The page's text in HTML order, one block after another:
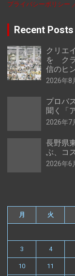
プライバシーポリシー
Recent Posts
クリエ
を クラ
信のヒ
2026年8
プロバ
聞く「
2026年7
長野県
ぶ、コ
2026年6
月 火
3 4
10 11